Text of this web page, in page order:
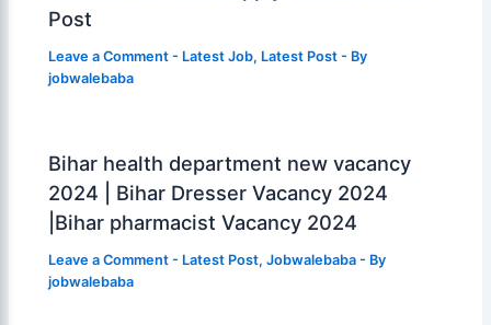
Post
Leave a Comment - Latest Job, Latest Post - By
jobwalebaba
Bihar health department new vacancy
2024 | Bihar Dresser Vacancy 2024
|Bihar pharmacist Vacancy 2024
Leave a Comment - Latest Post,Jobwalebaba - By
jobwalebaba